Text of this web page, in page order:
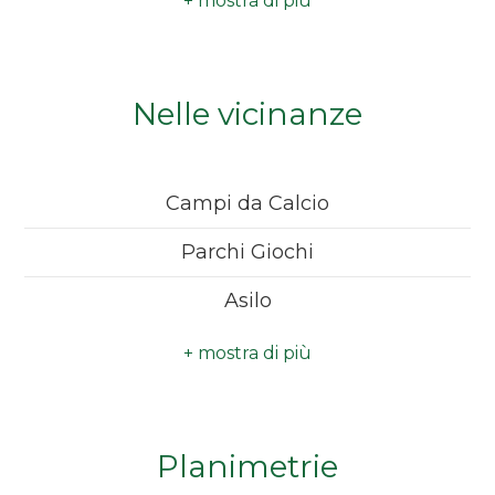
Doccia
Infissi in legno
Ubicazione : Montagna
Nelle vicinanze
Campi da Calcio
Parchi Giochi
Asilo
Bar
Planimetrie
2